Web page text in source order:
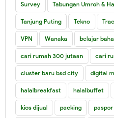
Survey Tabungan Umroh &
Tanjung Puting Tekno
VPN Wanaka belajar
cari rumah 300 jutaan cari
cluster baru bsd city digital
halalbreakfast halalbuffet
kios dijual packing paspor